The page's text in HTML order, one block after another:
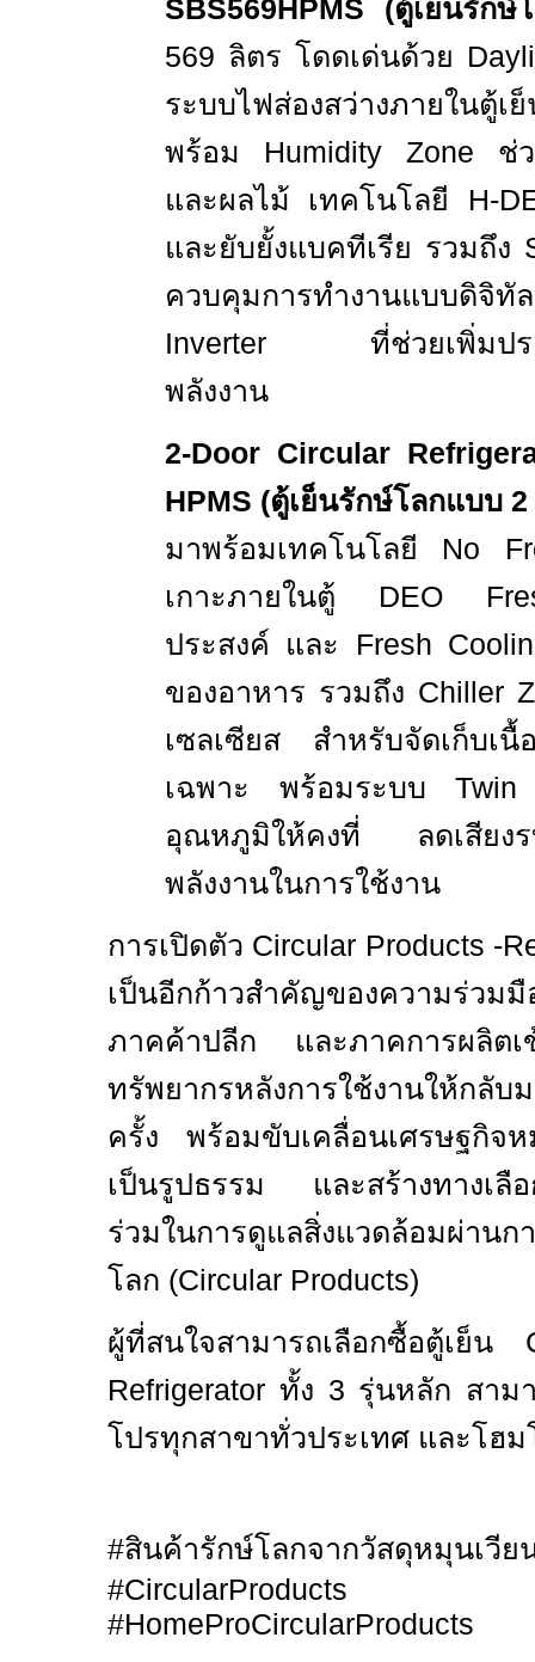
SBS569HPMS
(ตู้เย็นรักษ์
569 ลิตร โดดเด่นด้วย
ระบบไฟส่องสว่างภายในตู้เ
พร้อม Humidity Zone ช่
และผลไม้ เทคโนโลยี H-
และยับยั้งแบคทีเรีย รวมถึง
ควบคุมการทำงานแบบ
Inverter ที่ช่วยเพิ่มป
พลังงาน
2-Door Circular
HPMS (ตู้เย็นรักษ์โลกแบบ
มาพร้อมเทคโนโลยี No
เกาะภายในตู้ DEO
ประสงค์ และ Fresh
ของอาหาร รวมถึง Chiller
เซลเซียส สำหรับจัดเก็บเนื้
เฉพาะ พร้อมระบบ
อุณหภูมิให้คงที่ ลดเสียง
พลังงานในการใช้งาน
การเปิดตัว Circular Products -
เป็นอีกก้าวสำคัญของความร่วม
ภาคค้าปลีก และภาคการผลิต
ทรัพยากรหลังการใช้งานให้กลับ
ครั้ง พร้อมขับเคลื่อนเศรษฐกิจห
เป็นรูปธรรม และสร้างทางเลื
ร่วมในการดูแลสิ่งแวดล้อมผ่านก
โลก (Circular Products)
ผู้ที่สนใจสามารถเลือกซื้อตู้เย็น
Refrigerator ทั้ง 3 รุ่นหลัก สาม
โปรทุกสาขาทั่วประเทศ และโฮ
#สินค้ารักษ์โลกจากวัสดุหมุ
#
#HomeProCircularProducts